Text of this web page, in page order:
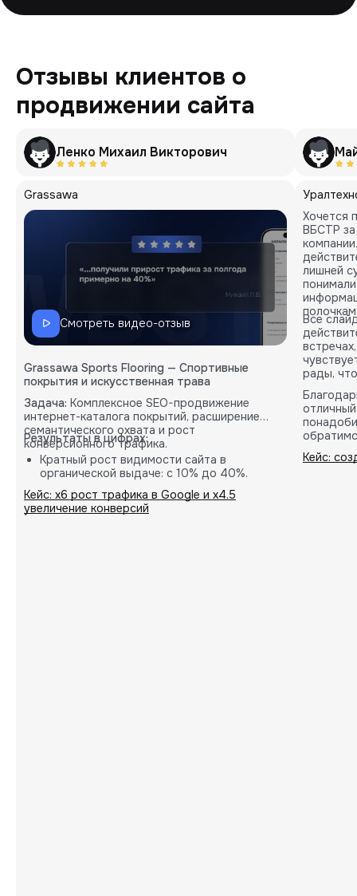
Отзывы клиентов о
продвижении сайта
Ленко Михаил Викторович
Grassawa
Смотреть видео-отзыв
Grassawa Sports Flooring — Спортивные
покрытия и искусственная трава
Задача: Комплексное SEO-продвижение
интернет-каталога покрытий, расширение
семантического охвата и рост
конверсионного трафика.
Результаты в цифрах:
Кратный рост видимости сайта в
органической выдаче: с 10% до 40%.
Пропорциональное увеличение количества
целевых B2B-заявок (лидов).
Внедрение кастомных решений на основе
Кейс: х6 рост трафика в Google и х4.5
увеличение конверсий
Хочется
ВБСТР за
лишней
Все
рады,
Кейс: